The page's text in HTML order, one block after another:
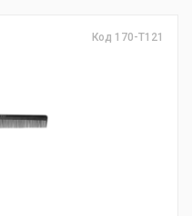
Код 170-T121